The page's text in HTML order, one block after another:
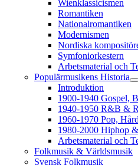
Wienklassicismen
Romantiken
Nationalromantiken
Modernismen
Nordiska
Symfoniorkestern
Arbetsmaterial och
Populärmusikens Historia
Introduktion
1900-1940 Gospel,
1940-1950 R&B &
1960-1970 Pop,
1980-2000 Hiphop
Arbetsmaterial och
Folkmusik & Världsmusik
Svensk Folkmusik